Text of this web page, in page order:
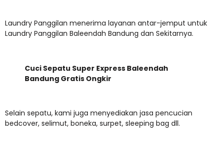
Laundry Panggilan menerima layanan antar-jemput untuk
Laundry Panggilan Baleendah Bandung dan Sekitarnya.
Cuci Sepatu Super Express Baleendah
Bandung Gratis Ongkir
Selain sepatu, kami juga menyediakan jasa pencucian
bedcover, selimut, boneka, surpet, sleeping bag dll.